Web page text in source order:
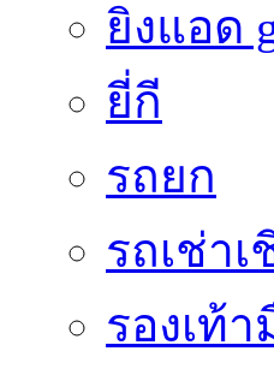
ยิงแอด
ยี่กี
รถยก
รถเช่า
รองเท้